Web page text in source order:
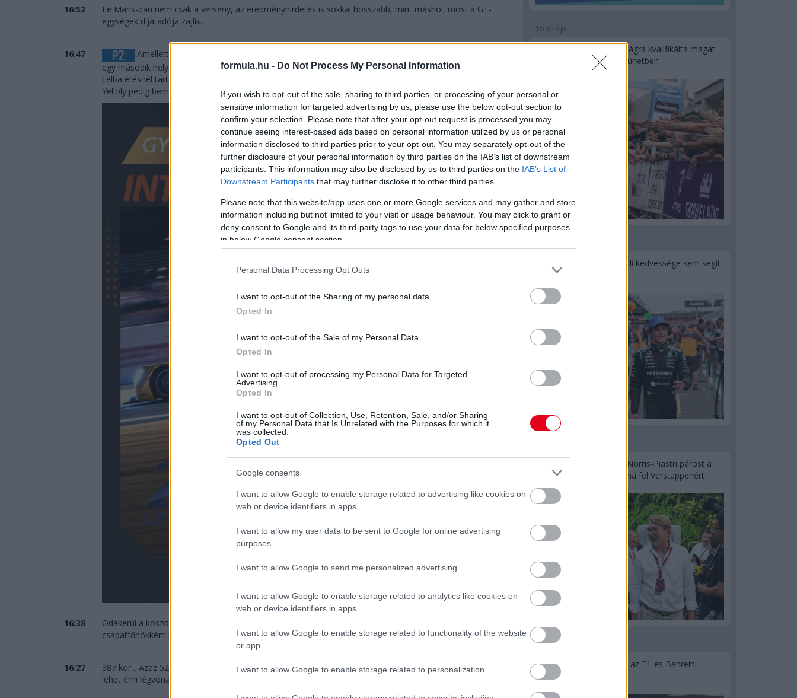
formula.hu - Do Not Process My Personal Information
If you wish to opt-out of the sale, sharing to third parties, or processing of your personal or
sensitive information for targeted advertising by us, please use the below opt-out section to
confirm your selection. Please note that after your opt-out request is processed you may
continue seeing interest-based ads based on personal information utilized by us or personal
information disclosed to third parties prior to your opt-out. You may separately opt-out of the
further disclosure of your personal information by third parties on the IAB’s list of downstream
participants. This information may also be disclosed by us to third parties on the IAB’s List of
Downstream Participants that may further disclose it to other third parties.
Please note that this website/app uses one or more Google services and may gather and store
information including but not limited to your visit or usage behaviour. You may click to grant or
deny consent to Google and its third-party tags to use your data for below specified purposes
in below Google consent section.
Personal Data Processing Opt Outs
I want to opt-out of the Sharing of my personal data.
Opted In
I want to opt-out of the Sale of my Personal Data.
Opted In
I want to opt-out of processing my Personal Data for Targeted
Advertising.
Opted In
I want to opt-out of Collection, Use, Retention, Sale, and/or Sharing
of my Personal Data that Is Unrelated with the Purposes for which it
was collected.
Opted Out
Google consents
I want to allow Google to enable storage related to advertising like cookies on
web or device identifiers in apps.
I want to allow my user data to be sent to Google for online advertising
purposes.
I want to allow Google to send me personalized advertising.
I want to allow Google to enable storage related to analytics like cookies on
web or device identifiers in apps.
I want to allow Google to enable storage related to functionality of the website
or app.
I want to allow Google to enable storage related to personalization.
16:52
Le Mans-ban nem csak a verseny, az eredményhirdetés is sokkal hosszabb, mint máshol, most a GT-
egységek díjátadója zajlik.
16:47
Amellett sem lehet elmenni szó nélkül, és nem is érdemes, hogy három év alatt két első és
egy második helyet szerzett az Inter Europol csapata. A csapatot gründoló Smiechowski hétből hét
célba érésnél tart, Dillmann eddig csak Kolles úrral járt Le Mans-ban, nyilván nem is értek célba soha,
Yelloly pedig bemutatkozó versenyét nyerte meg a legendás futamon.
16:38
Odakerül a koszorú Kubica, Ye és Hanson nyakába. Csodálatos pillanatok ezek, Amato Ferrari
csapatfőnökként ünnepelhet!
16:27
387 kör... Azaz 5273 kilométert teljesítettek a győztesek. Azzal innen Szegedről a kanadai partokat el
lehet érni légvonalban.
16 órája
Kerékpáros világbajnokságra kvalifikálta magát
Bottas az F1-es nyári szünetben
Montoya szerint Antonelli kedvessége sem segít
Russellen
Hakkinen megtartaná a Norris-Piastri párost a
McLarennél, nem borítaná fel Verstappenért
2 napja
Megvan, mikor kezdődik az F1-es Bahreini
Nagydíj Malajziában